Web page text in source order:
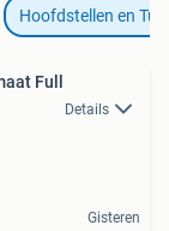
Hoofdstellen en
Full
Details
Gisteren